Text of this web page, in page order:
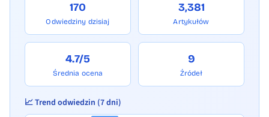
170
Odwiedziny dzisiaj
3,381
Artykułów
4.7/5
Średnia ocena
9
Źródeł
📈 Trend odwiedzin (7 dni)